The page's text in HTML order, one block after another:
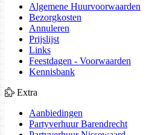
Algemene Huurvoorwaarden
Bezorgkosten
Annuleren
Prijslijst
Links
Feestdagen - Voorwaarden
Kennisbank
Extra
Aanbiedingen
Partyverhuur Barendrecht